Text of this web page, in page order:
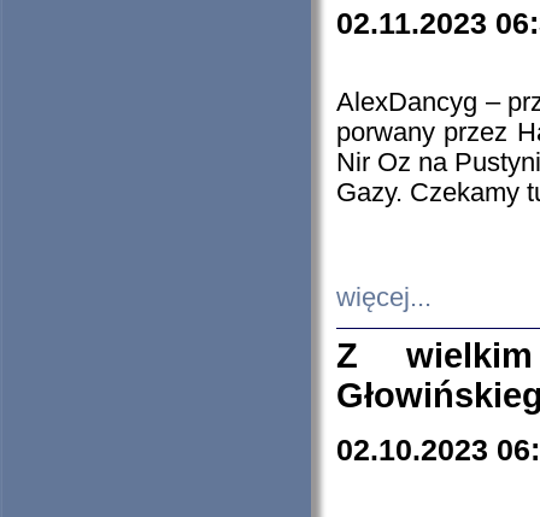
02.11.2023
AlexDancyg –
porwany przez
Nir Oz na
Gazy. Czekamy
więcej...
Z
02.10.2023